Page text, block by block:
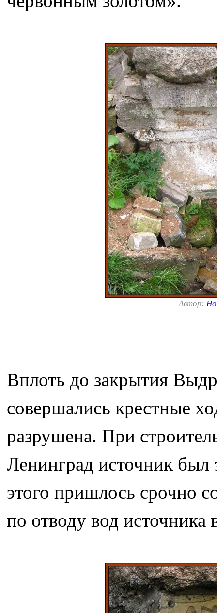
Автор:
Вплоть до закрытия
совершались крестные
разрушена. При
Ленинград источник был
этого пришлось срочно
по отводу вод источника